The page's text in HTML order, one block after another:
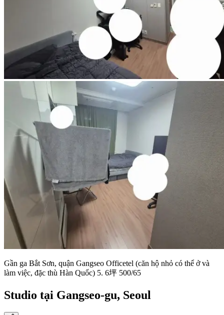
Gần ga Bắt Sơn, quận Gangseo Officetel (căn hộ nhỏ có thể ở và
làm việc, đặc thù Hàn Quốc) 5. 6坪 500/65
Studio tại Gangseo-gu, Seoul